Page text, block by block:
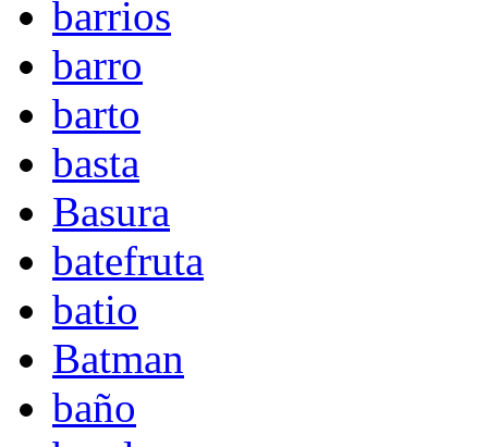
barrios
barro
barto
basta
Basura
batefruta
batio
Batman
baño